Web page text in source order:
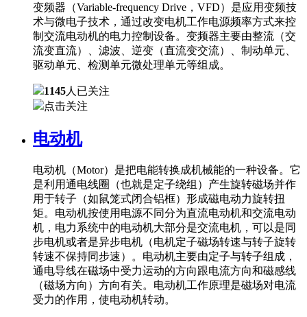
变频器（Variable-frequency Drive，VFD）是应用变频技
术与微电子技术，通过改变电机工作电源频率方式来控
制交流电动机的电力控制设备。变频器主要由整流（交
流变直流）、滤波、逆变（直流变交流）、制动单元、
驱动单元、检测单元微处理单元等组成。
1145人已关注
点击关注
电动机
电动机（Motor）是把电能转换成机械能的一种设备。它
是利用通电线圈（也就是定子绕组）产生旋转磁场并作
用于转子（如鼠笼式闭合铝框）形成磁电动力旋转扭
矩。电动机按使用电源不同分为直流电动机和交流电动
机，电力系统中的电动机大部分是交流电机，可以是同
步电机或者是异步电机（电机定子磁场转速与转子旋转
转速不保持同步速）。电动机主要由定子与转子组成，
通电导线在磁场中受力运动的方向跟电流方向和磁感线
（磁场方向）方向有关。电动机工作原理是磁场对电流
受力的作用，使电动机转动。